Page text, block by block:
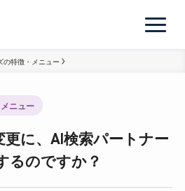
の特徴・メニュー
ニュー
に、AI検索パートナー
るのですか？